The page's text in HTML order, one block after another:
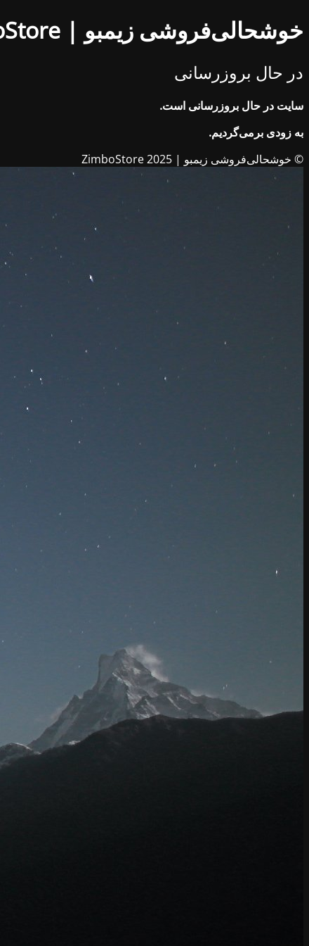
خوشحالی‌فروشی زیمبو | ZimboStore
در حال بروزرسانی
سایت در حال بروزرسانی است.
به زودی برمی‌گردیم.
© خوشحالی‌فروشی زیمبو | ZimboStore 2025